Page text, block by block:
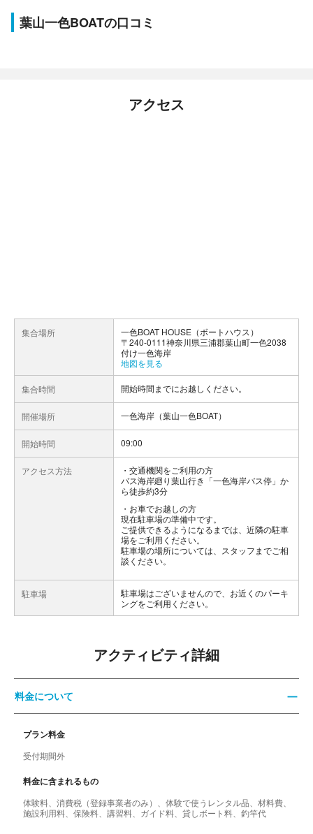
葉山一色BOATの口コミ
アクセス
集合場所
一色BOAT HOUSE（ボートハウス）
〒240-0111神奈川県三浦郡葉山町一色2038
付け一色海岸
地図を見る
集合時間 開始時間までにお越しください。
開催場所 一色海岸（葉山一色BOAT）
開始時間 09:00
アクセス方法
交通機関をご利用の方
バス海岸廻り葉山行き「一色海岸バス停」か
ら徒歩約3分
お車でお越しの方
現在駐車場の準備中です。
ご提供できるようになるまでは、近隣の駐車
場をご利用ください。
駐車場の場所については、スタッフまでご相
談ください。
駐車場
駐車場はございませんので、お近くのパーキ
ングをご利用ください。
アクティビティ詳細
料金について
プラン料金
受付期間外
料金に含まれるもの
体験料、消費税（登録事業者のみ）、体験で使うレンタル品、材料費、
施設利用料、保険料、講習料、ガイド料、貸しボート料、釣竿代